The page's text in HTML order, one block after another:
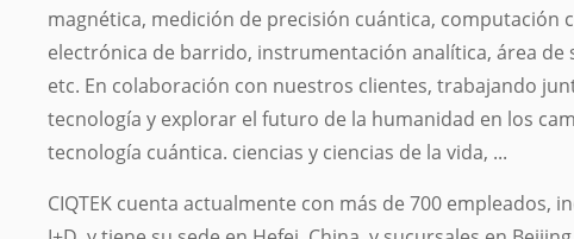
magnética, medición de precisión cuántica, computación
electrónica de barrido, instrumentación analítica, área de
etc. En colaboración con nuestros clientes, trabajando
tecnología y explorar el futuro de la humanidad en los
tecnología cuántica. ciencias y ciencias de la vida, ...
CIQTEK cuenta actualmente con más de 700 empleados,